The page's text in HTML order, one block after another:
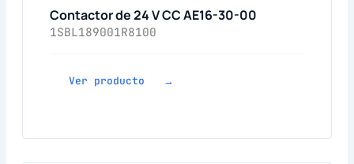
Contactor de 24 V CC AE16-30-00
1SBL189001R8100
Ver producto →